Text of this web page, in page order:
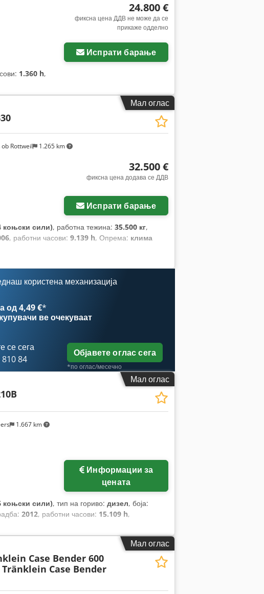
24.800 €
фиксна цена ДДВ не може да се
прикаже одделно
Испрати барање
1.360 h,
Мал оглас
Rottweil 1.265 km
32.500 €
фиксна цена додава се ДДВ
Испрати барање
коњски сили), работна тежина: 35.500 кг,
, работни часови: 9.139 h, Опрема: клима
користена механизација
од 4,49 €*
ве очекуваат
се сега
84
Објавете оглас сега
*по оглас/месечно
Мал оглас
1.667 km
цената
коњски сили), тип на гориво: дизел, боја:
2012, работни часови: 15.109 h,
Мал оглас
Case Bender 600
Case Bender